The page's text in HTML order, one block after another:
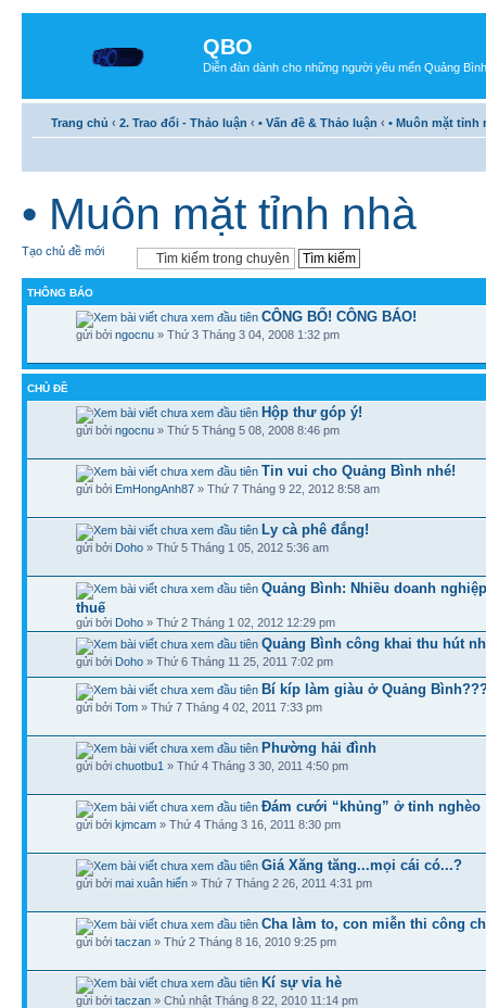
QBO
Diễn đàn dành cho những người yêu mến Quảng Bình
Trang chủ ‹ 2. Trao đổi - Thảo luận ‹ • Vấn đề & Thảo luận ‹ • Muôn mặt tỉnh
• Muôn mặt tỉnh nhà
Tạo chủ đề mới
THÔNG BÁO
CÔNG BỐ! CÔNG BÁO!
gửi bởi ngocnu » Thứ 3 Tháng 3 04, 2008 1:32 pm
CHỦ ĐỀ
Hộp thư góp ý!
gửi bởi ngocnu » Thứ 5 Tháng 5 08, 2008 8:46 pm
Tin vui cho Quảng Bình nhé!
gửi bởi EmHongAnh87 » Thứ 7 Tháng 9 22, 2012 8:58 am
Ly cà phê đắng!
gửi bởi Doho » Thứ 5 Tháng 1 05, 2012 5:36 am
Quảng Bình: Nhiều doanh
thuế
gửi bởi Doho » Thứ 2 Tháng 1 02, 2012 12:29 pm
Quảng Bình công khai thu hút
gửi bởi Doho » Thứ 6 Tháng 11 25, 2011 7:02 pm
Bí kíp làm giàu ở Quảng
gửi bởi Tom » Thứ 7 Tháng 4 02, 2011 7:33 pm
Phường hải đình
gửi bởi chuotbu1 » Thứ 4 Tháng 3 30, 2011 4:50 pm
Đám cưới “khủng” ở tỉnh nghèo
gửi bởi kjmcam » Thứ 4 Tháng 3 16, 2011 8:30 pm
Giá Xăng tăng...mọi cái có...?
gửi bởi mai xuân hiển » Thứ 7 Tháng 2 26, 2011 4:31 pm
Cha làm to, con miễn thi công
gửi bởi taczan » Thứ 2 Tháng 8 16, 2010 9:25 pm
Kí sự vỉa hè
gửi bởi taczan » Chủ nhật Tháng 8 22, 2010 11:14 pm